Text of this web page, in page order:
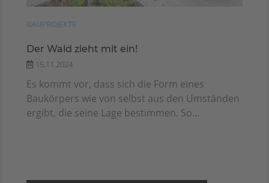
BAUPROJEKTE
Der Wald zieht mit ein!
15.11.2024
Es kommt vor, dass sich die Form eines
Baukörpers wie von selbst aus den Umständen
ergibt, die seine Lage bestimmen. So...